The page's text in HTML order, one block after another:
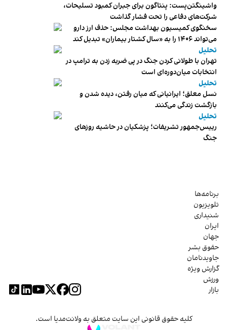
واشینگتن‌پست: پنتاگون برای جبران کمبود تسلیحات،
شرکت‌های دفاعی را تحت فشار گذاشت
سخنگوی کمیسیون بهداشت مجلس: حذف ارز دارو
می‌تواند ۱۴۰۶ را به «سال کشتار بیماران» تبدیل کند
تحلیل
تهران با طولانی کردن جنگ در پی ضربه زدن به ترامپ در
انتخابات میان‌دوره‌ای است
تحلیل
نسل معلق؛ ایرانیانی که میان رفتن، دیده شدن و
بازگشت زندگی می‌کنند
تحلیل
رییس‌جمهور تشریفات؛ پزشکیان در حاشیه روزهای
جنگ
برنامه‌ها
تلویزیون
شنیداری
ایران
جهان
حقوق بشر
جاویدنامان
گزارش ویژه
ورزش
بازار
کلیه حقوق قانونی این سایت متعلق به ولانت‌مدیا است.